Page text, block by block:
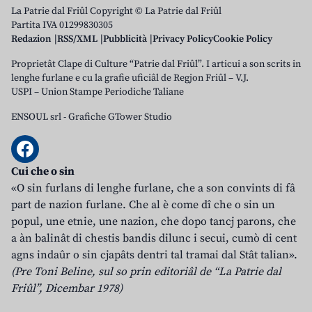
La Patrie dal Friûl Copyright © La Patrie dal Friûl
Partita IVA 01299830305
Redazion RSS/XML Pubblicità Privacy PolicyCookie Policy
Proprietât Clape di Culture “Patrie dal Friûl”. I articui a son scrits in
lenghe furlane e cu la grafie uficiâl de Regjon Friûl – V.J.
USPI – Union Stampe Periodiche Taliane
ENSOUL srl-Grafiche GTower Studio
Cui che o sin
«O sin furlans di lenghe furlane, che a son convints di fâ
part de nazion furlane. Che al è come dî che o sin un
popul, une etnie, une nazion, che dopo tancj parons, che
a àn balinât di chestis bandis dilunc i secui, cumò di cent
agns indaûr o sin cjapâts dentri tal tramai dal Stât talian».
(Pre Toni Beline, sul so prin editoriâl de “La Patrie dal
Friûl”, Dicembar 1978)